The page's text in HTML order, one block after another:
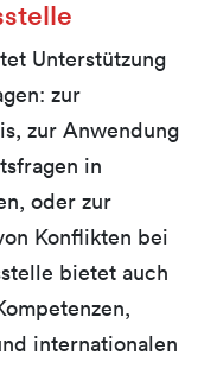
Unterstützung
zur
zur Anwendung
in
oder zur
Konflikten bei
bietet auch
internationalen